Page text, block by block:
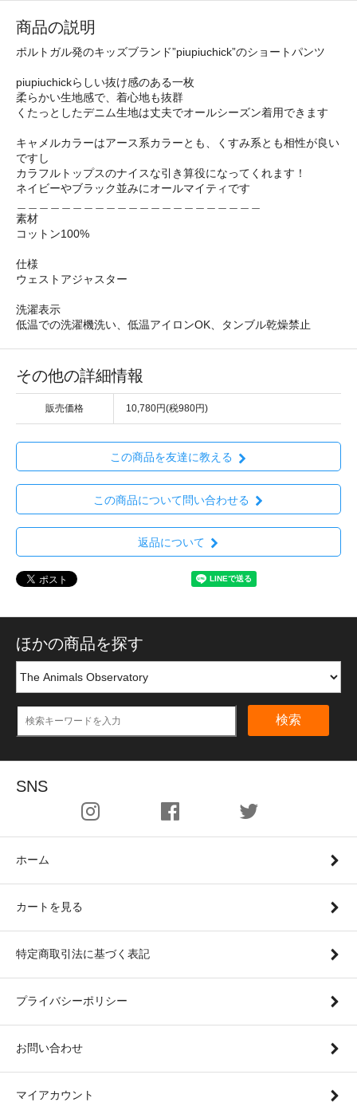
商品の説明
ポルトガル発のキッズブランド”piupiuchick”のショートパンツ
piupiuchickらしい抜け感のある一枚
柔らかい生地感で、着心地も抜群
くたっとしたデニム生地は丈夫でオールシーズン着用できます
キャメルカラーはアース系カラーとも、くすみ系とも相性が良い
ですし
カラフルトップスのナイスな引き算役になってくれます！
ネイビーやブラック並みにオールマイティです
素材
コットン100%
仕様
ウェストアジャスター
洗濯表示
低温での洗濯機洗い、低温アイロンOK、タンブル乾燥禁止
その他の詳細情報
販売価格 10,780円(税980円)
この商品を友達に教える
この商品について問い合わせる
返品について
ほかの商品を探す
検索
SNS
ホーム
カートを見る
特定商取引法に基づく表記
プライバシーポリシー
お問い合わせ
マイアカウント